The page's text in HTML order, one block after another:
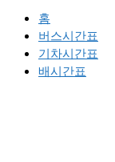
홈
버스시간표
기차시간표
배시간표